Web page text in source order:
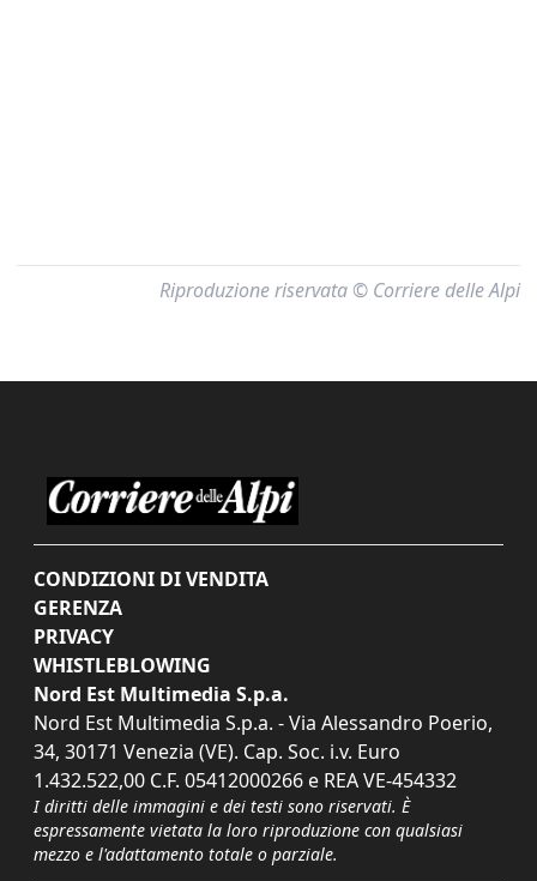
Riproduzione riservata © Corriere delle Alpi
CONDIZIONI DI VENDITA
GERENZA
PRIVACY
WHISTLEBLOWING
Nord Est Multimedia S.p.a.
Nord Est Multimedia S.p.a. - Via Alessandro Poerio,
34, 30171 Venezia (VE). Cap. Soc. i.v. Euro
1.432.522,00 C.F. 05412000266 e REA VE-454332
I diritti delle immagini e dei testi sono riservati. È
espressamente vietata la loro riproduzione con qualsiasi
mezzo e l'adattamento totale o parziale.